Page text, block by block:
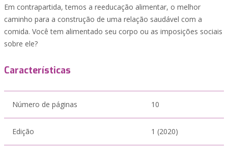
Em contrapartida, temos a reeducação alimentar, o melhor
caminho para a construção de uma relação saudável com a
comida. Você tem alimentado seu corpo ou as imposições sociais
sobre ele?
Características
Número de páginas 10
Edição 1 (2020)